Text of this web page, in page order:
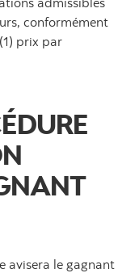
conformément
prix par
avisera le gagnant